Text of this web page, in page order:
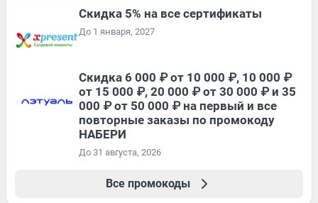
Скидка 5% на все сертификаты
До 1 января, 2027
Скидка 6 000 ₽ от 10 000 ₽, 10 000 ₽
от 15 000 ₽, 20 000 ₽ от 30 000 ₽ и 35
000 ₽ от 50 000 ₽ на первый и все
повторные заказы по промокоду
НАБЕРИ
До 31 августа, 2026
Все промокоды